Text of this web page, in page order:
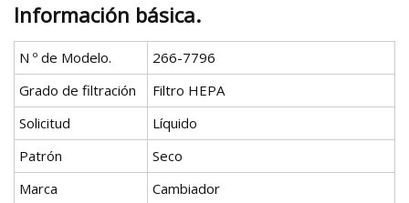
Información básica.
N º de Modelo.
266-7796
Grado de filtración
Filtro HEPA
Solicitud
Líquido
Patrón
Seco
Marca
Cambiador